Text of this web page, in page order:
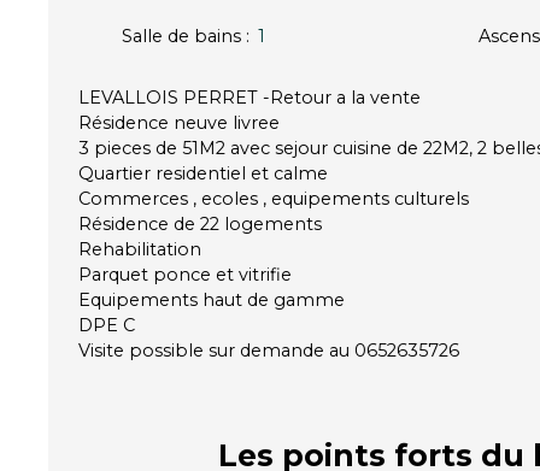
Salle de bains : 1
LEVALLOIS PERRET -Retour a la vente
Résidence neuve livree
3 pieces de 51M2 avec sejour cuisine de 22M2, 2
Quartier residentiel et calme
Commerces , ecoles , equipements culturels
Résidence de 22 logements
Rehabilitation
Parquet ponce et vitrifie
Equipements haut de gamme
DPE C
Visite possible sur demande au 0652635726
Les points forts du